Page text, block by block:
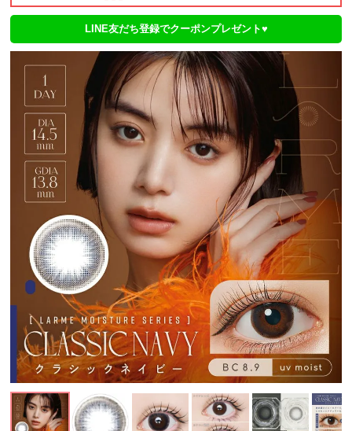
LINE友だち登録でクーポンプレゼント♥